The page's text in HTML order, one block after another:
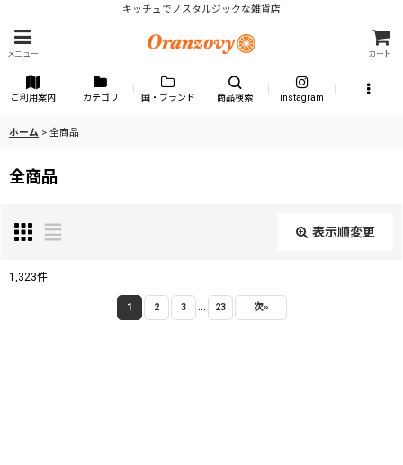
キッチュでノスタルジックな雑貨店
メニュー カート
ご利用案内 カテゴリ 国・ブランド 商品検索 instagram
ホーム > 全商品
全商品
表示順変更
1,323件
1 2 3 23 次»